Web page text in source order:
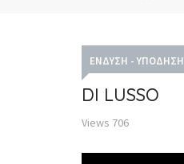
ΈΝΔΥΣΗ - ΥΠΌΔΗΣΗ
DI LUSSO
Views 706